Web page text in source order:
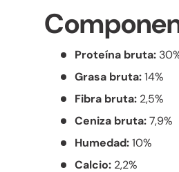
Proteína bruta:
Grasa bruta:14%
Fibra bruta: 2,5%
Ceniza bruta:7,9%
Humedad:10%
Calcio: 2,2%